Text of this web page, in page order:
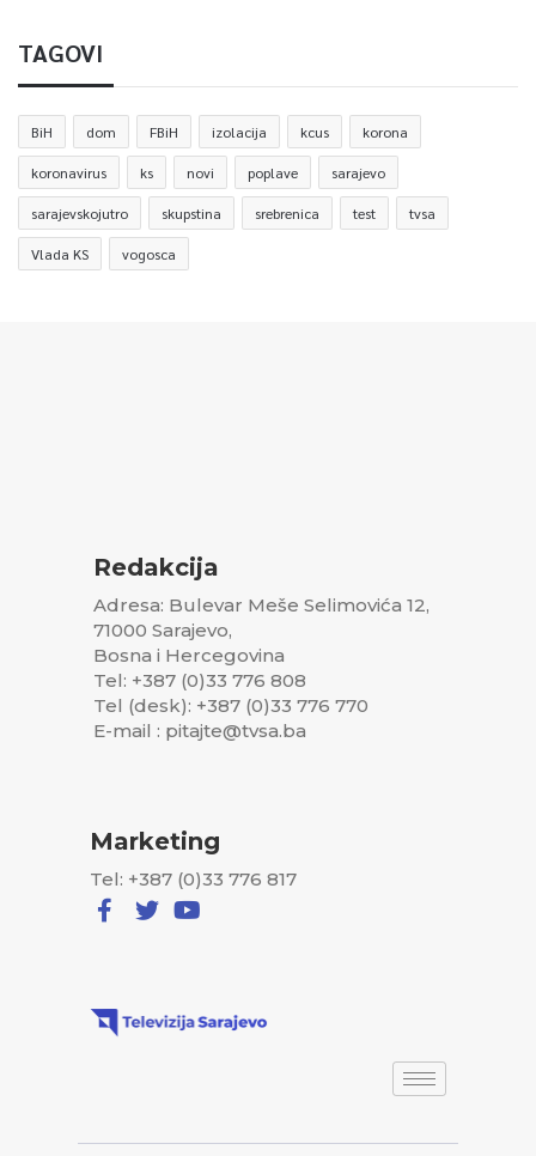
TAGOVI
BiH dom FBiH izolacija kcus korona
koronavirus ks novi poplave sarajevo
sarajevskojutro skupstina srebrenica test tvsa
Vlada KS vogosca
Redakcija
Adresa: Bulevar Meše Selimovića 12,
71000 Sarajevo,
Bosna i Hercegovina
Tel: +387 (0)33 776 808
Tel (desk): +387 (0)33 776 770
E-mail : pitajte@tvsa.ba
Marketing
Tel: +387 (0)33 776 817